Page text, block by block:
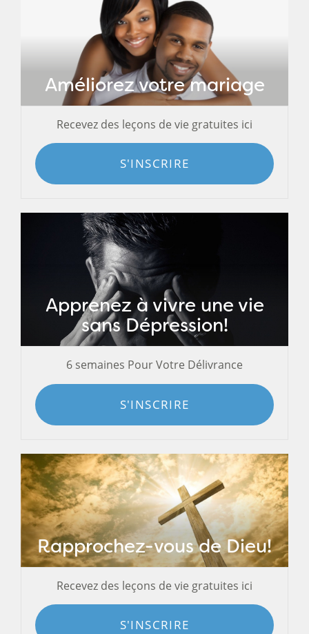
Améliorez votre mariage
Recevez des leçons de vie gratuites ici
S'INSCRIRE
Apprenez à vivre une vie
sans Dépression!
6 semaines Pour Votre Délivrance
S'INSCRIRE
Rapprochez-vous de Dieu!
Recevez des leçons de vie gratuites ici
S'INSCRIRE